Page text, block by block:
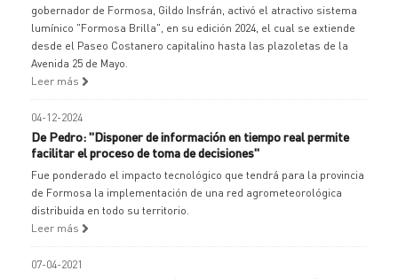
gobernador de Formosa, Gildo Insfrán, activó el atractivo sistema
lumínico "Formosa Brilla", en su edición 2024, el cual se extiende
desde el Paseo Costanero capitalino hasta las plazoletas de la
Avenida 25 de Mayo.
Leer más
04-12-2024
De Pedro: "Disponer de información en tiempo real permite
facilitar el proceso de toma de decisiones"
Fue ponderado el impacto tecnológico que tendrá para la provincia
de Formosa la implementación de una red agrometeorológica
distribuida en todo su territorio.
Leer más
07-04-2021